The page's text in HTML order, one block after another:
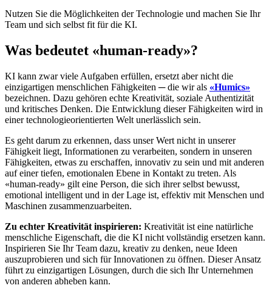
Nutzen Sie die Möglichkeiten der Technologie und machen Sie Ihr
Team und sich selbst fit für die KI.
Was bedeutet «human-ready»?
KI kann zwar viele Aufgaben erfüllen, ersetzt aber nicht die
einzigartigen menschlichen Fähigkeiten ─ die wir als «Humics»
bezeichnen. Dazu gehören echte Kreativität, soziale Authentizität
und kritisches Denken. Die Entwicklung dieser Fähigkeiten wird in
einer technologieorientierten Welt unerlässlich sein.
Es geht darum zu erkennen, dass unser Wert nicht in unserer
Fähigkeit liegt, Informationen zu verarbeiten, sondern in unseren
Fähigkeiten, etwas zu erschaffen, innovativ zu sein und mit anderen
auf einer tiefen, emotionalen Ebene in Kontakt zu treten. Als
«human-ready» gilt eine Person, die sich ihrer selbst bewusst,
emotional intelligent und in der Lage ist, effektiv mit Menschen und
Maschinen zusammenzuarbeiten.
Zu echter Kreativität inspirieren: Kreativität ist eine natürliche
menschliche Eigenschaft, die die KI nicht vollständig ersetzen kann.
Inspirieren Sie Ihr Team dazu, kreativ zu denken, neue Ideen
auszuprobieren und sich für Innovationen zu öffnen. Dieser Ansatz
führt zu einzigartigen Lösungen, durch die sich Ihr Unternehmen
von anderen abheben kann.